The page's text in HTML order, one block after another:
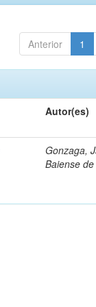
Anterior 1
Autor(es)
Gonzaga,
Baiense